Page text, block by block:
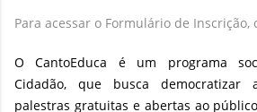
Para acessar o Formulário de Inscrição,
O CantoEduca é um programa
Cidadão, que busca democratizar
palestras gratuitas e abertas ao